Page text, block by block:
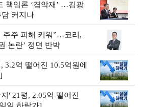
책임론 ‘겹악재’ …김광
커지나
주주 피해 키워”…코리,
논란’ 정면 반박
3.2억 떨어진 10.5억원에
' 21평, 2.05억 떨어진